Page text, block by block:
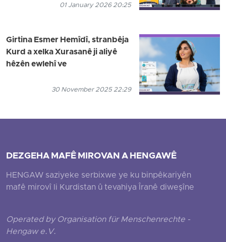
01 January 2026 20:25
Girtina Esmer Hemîdî, stranbêja
Kurd a xelka Xurasanê ji aliyê
hêzên ewlehî ve
30 November 2025 22:29
DEZGEHA MAFÊ MIROVAN A HENGAWÊ
HENGAW saziyeke serbixwe ye ku binpêkariyên
mafê mirovî li Kurdistan û tevahiya Îranê diweşîne
Operated by Organisation für Menschenrechte -
Hengaw e.V.